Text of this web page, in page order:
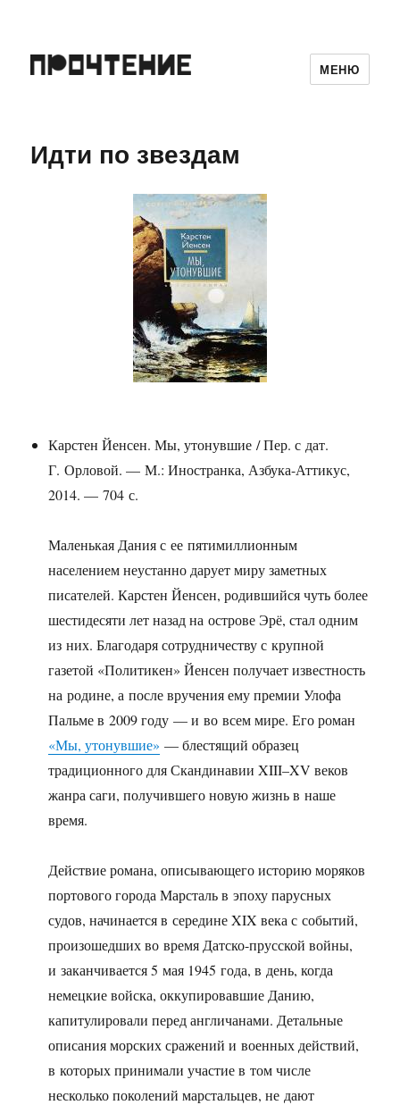
МЕНЮ
Идти по звездам
Карстен Йенсен. Мы, утонувшие / Пер. с дат.
Г. Орловой. — М.: Иностранка, Азбука-Аттикус,
2014. — 704 с.
Маленькая Дания с ее пятимиллионным
населением неустанно дарует миру заметных
писателей. Карстен Йенсен, родившийся чуть более
шестидесяти лет назад на острове Эрё, стал одним
из них. Благодаря сотрудничеству с крупной
газетой «Политикен» Йенсен получает известность
на родине, а после вручения ему премии Улофа
Пальме в 2009 году — и во всем мире. Его роман
«Мы, утонувшие» — блестящий образец
традиционного для Скандинавии XIII–XV веков
жанра саги, получившего новую жизнь в наше
время.
Действие романа, описывающего историю моряков
портового города Марсталь в эпоху парусных
судов, начинается в середине XIX века с событий,
произошедших во время Датско-прусской войны,
и заканчивается 5 мая 1945 года, в день, когда
немецкие войска, оккупировавшие Данию,
капитулировали перед англичанами. Детальные
описания морских сражений и военных действий,
в которых принимали участие в том числе
несколько поколений марстальцев, не дают